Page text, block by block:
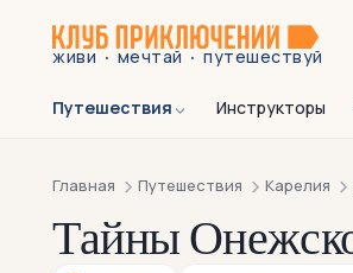
живи · мечтай · путешествуй
Путешествия Инструкторы
Главная Путешествия Карелия
Тайны